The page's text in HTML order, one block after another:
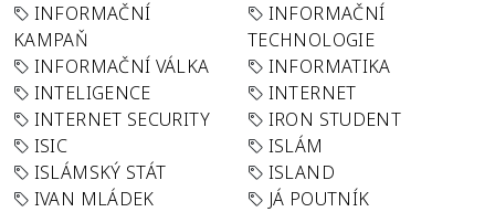
INFORMAČNÍ
KAMPAŇ
INFORMAČNÍ
TECHNOLOGIE
INFORMAČNÍ VÁLKA
INFORMATIKA
INTELIGENCE
INTERNET
INTERNET SECURITY
IRON STUDENT
ISIC
ISLÁM
ISLÁMSKÝ STÁT
ISLAND
IVAN MLÁDEK
JÁ POUTNÍK